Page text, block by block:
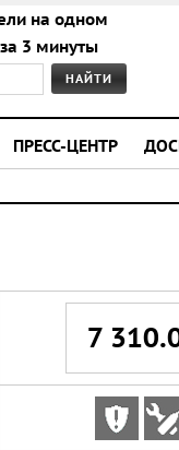
на одном
3 минуты
ПРЕСС-ЦЕНТР
7